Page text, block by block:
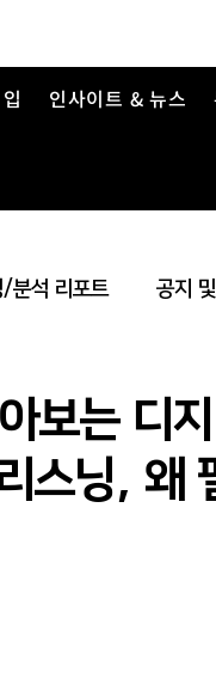
인사이트 & 뉴스
/분석 리포트 공지
보는 디지
스닝, 왜